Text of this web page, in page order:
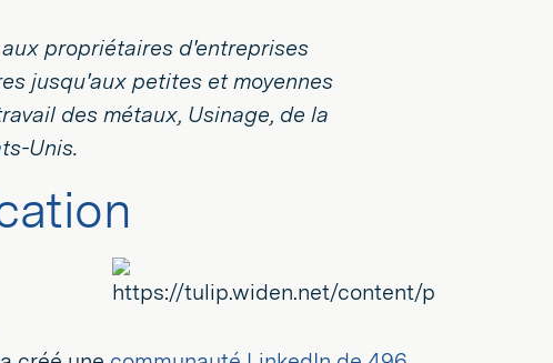
propriétaires d'entreprises
jusqu'aux petites et moyennes
des métaux, Usinage, de la
Unis.